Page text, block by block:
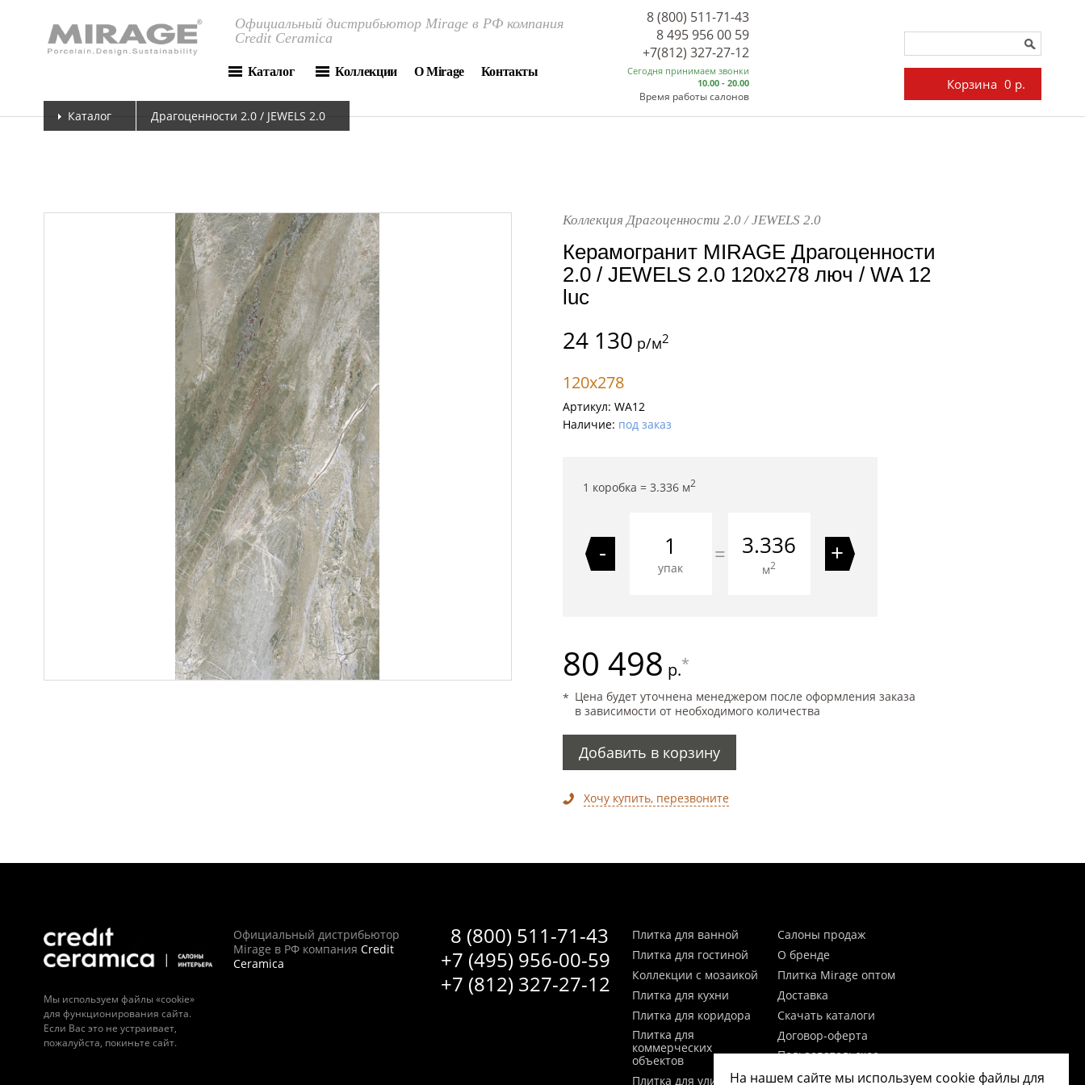
Официальный дистрибьютор Mirage в РФ компания
Credit Ceramica
Каталог Коллекции О Mirage Контакты
8 (800) 511-71-43
8 495 956 00 59
Сегодня принимаем звонки
10.00 - 20.00
Время работы салонов
+7(812) 327-27-12
Корзина 0 р.
Каталог Драгоценности 2.0 / JEWELS 2.0
Коллекция Драгоценности 2.0 / JEWELS 2.0
Керамогранит MIRAGE Драгоценности
2.0 / JEWELS 2.0 120x278 люч / WA 12
luc
24 130 р/м2
120x278
Артикул: WA12
Наличие: под заказ
1 коробка = 3.336м2
-
упак
= 3.336
м2 +
80 498 р.*
Цена будет уточнена менеджером после оформления заказа
в зависимости от необходимого количества
Добавить в корзину
Хочу купить, перезвоните
Мы используем файлы «cookie»
для функционирования сайта.
Если Вас это не устраивает,
пожалуйста, покиньте сайт.
8 (800) 511-71-43
+7 (495) 956-00-59
+7 (812) 327-27-12
Официальный дистрибьютор
Mirage в РФ компания Credit
Ceramica
Плитка для ванной
Плитка для гостиной
Коллекции с мозаикой
Плитка для кухни
Плитка для коридора
Плитка для
коммерческих
объектов
Плитка для улицы
Салоны продаж
О бренде
Плитка Mirage оптом
Доставка
Скачать каталоги
Договор-оферта
Пользовательское
На нашем сайте мы используем cookie файлы для